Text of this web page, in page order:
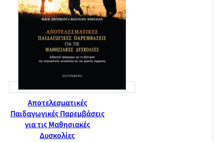
Αποτελεσματικές
Παιδαγωγικές Παρεμβάσεις
για τις Μαθησιακές
Δυσκολίες